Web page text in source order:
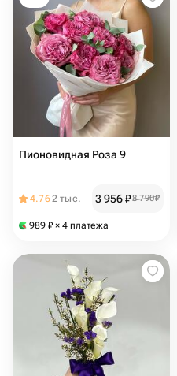
Пионовидная Роза 9
4.762 тыс. 3 956₽8 790₽
989 ₽ × 4 платежа